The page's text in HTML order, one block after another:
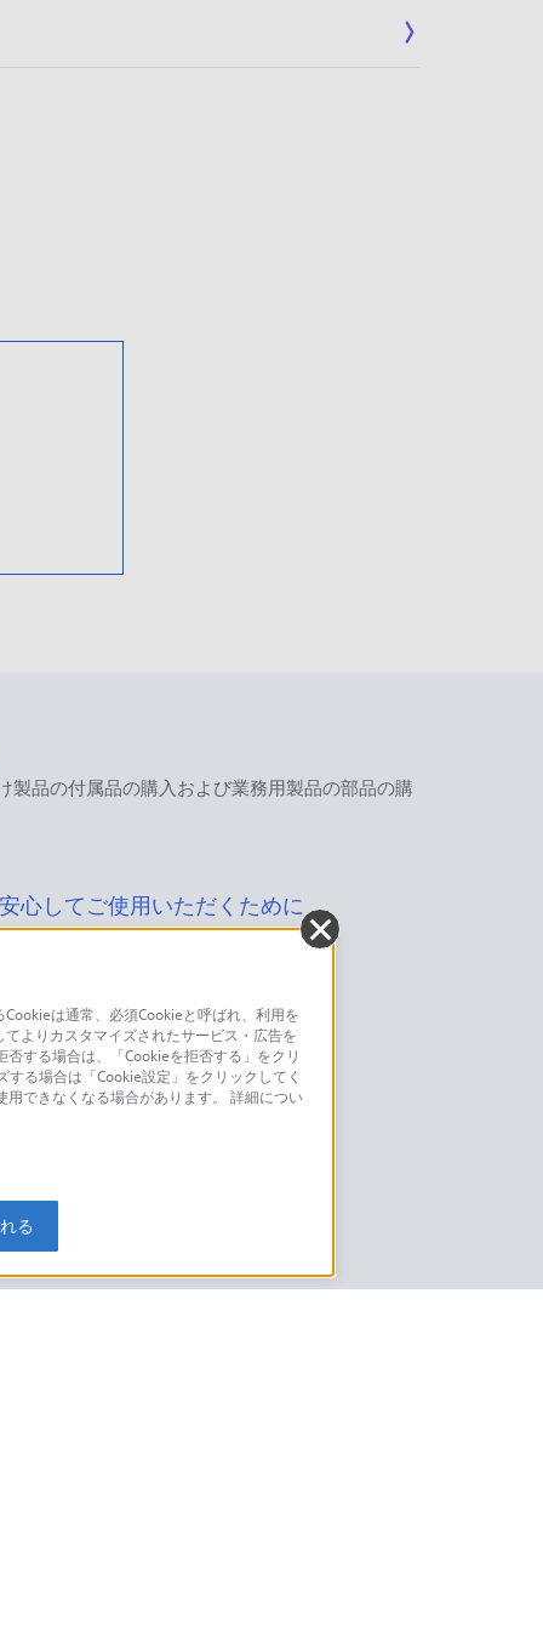
製品の付属品の購入および業務用製品の部品の購
心してご使用いただくために
問い合わせ
ちら
デルに関してのご案内はこちら
は通常、必須Cookieと呼ばれ、利用を
よりカスタマイズされたサービス・広告を
する場合は、「Cookieを拒否する」をクリ
る場合は「Cookie設定」をクリックしてく
できなくなる場合があります。 詳細につい
る